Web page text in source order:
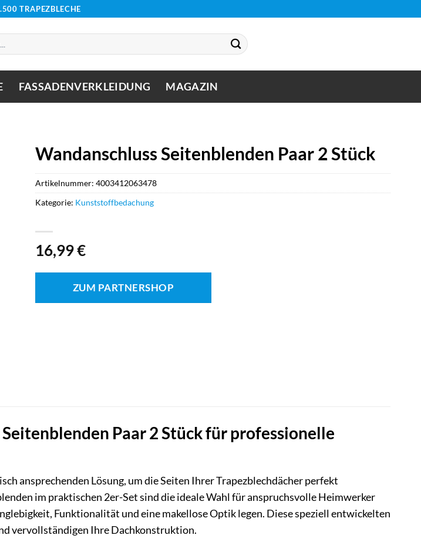
TRAPEZBLECHE
FASSADENVERKLEIDUNG MAGAZIN
Wandanschluss Seitenblenden Paar 2 Stück
16,99€
ZUM PARTNERSHOP
Artikelnummer: 4003412063478
Kategorie: Kunststoffbedachung
Paar 2 Stück für professionelle
ansprechenden Lösung, um die Seiten Ihrer Trapezblechdächer perfekt
im praktischen 2er-Set sind die ideale Wahl für anspruchsvolle Heimwerker
Funktionalität und eine makellose Optik legen. Diese speziell entwickelten
vervollständigen Ihre Dachkonstruktion.